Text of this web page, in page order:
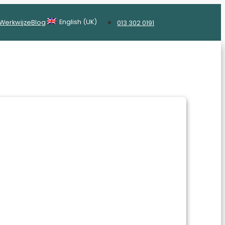
Blog English (UK) 013 302 0191